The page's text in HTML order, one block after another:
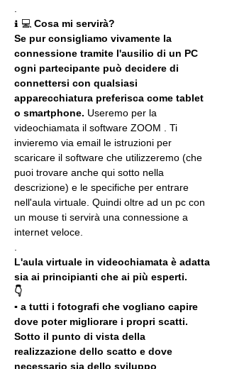
ℹ 💻 Cosa mi servirà?
Se pur consigliamo vivamente la
connessione tramite l'ausilio di un PC
ogni partecipante può decidere di
connettersi con qualsiasi
apparecchiatura preferisca come tablet
o smartphone. Useremo per la
videochiamata il software ZOOM . Ti
invieremo via email le istruzioni per
scaricare il software che utilizzeremo (che
puoi trovare anche qui sotto nella
descrizione) e le specifiche per entrare
nell'aula virtuale. Quindi oltre ad un pc con
un mouse ti servirà una connessione a
internet veloce.
L'aula virtuale in videochiamata è adatta
sia ai principianti che ai più esperti.
👇
▪️ a tutti i fotografi che vogliano capire
dove poter migliorare i propri scatti.
Sotto il punto di vista della
realizzazione dello scatto e dove
necessario sia dello sviluppo